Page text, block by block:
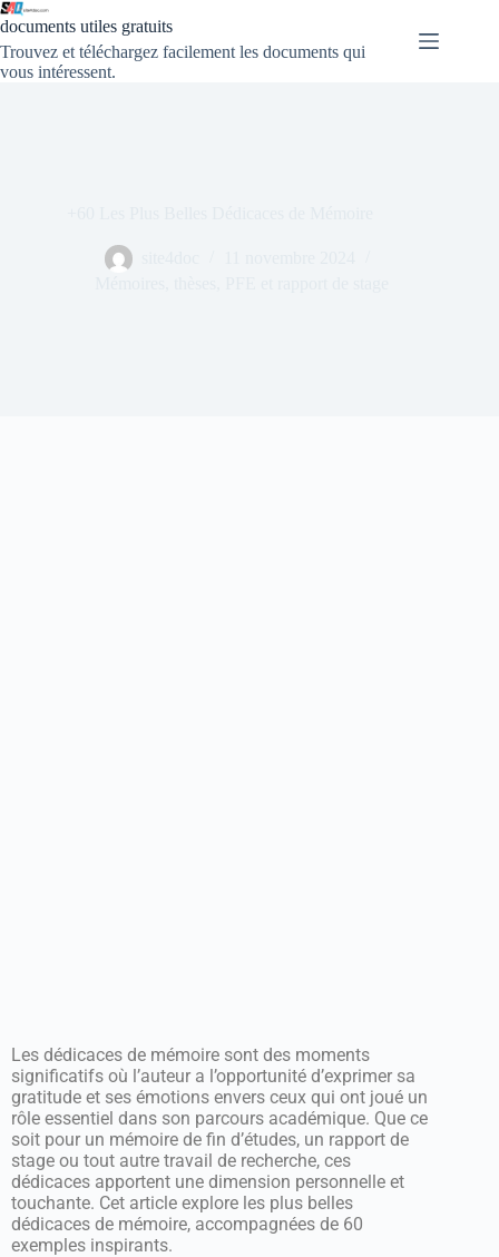
documents utiles gratuits
Trouvez et téléchargez facilement les documents qui
vous intéressent.
Les dédicaces de mémoire sont des moments
significatifs où l’auteur a l’opportunité d’exprimer sa
gratitude et ses émotions envers ceux qui ont joué un
rôle essentiel dans son parcours académique. Que ce
soit pour un mémoire de fin d’études, un rapport de
stage ou tout autre travail de recherche, ces
dédicaces apportent une dimension personnelle et
touchante. Cet article explore les plus belles
dédicaces de mémoire, accompagnées de 60
exemples inspirants.